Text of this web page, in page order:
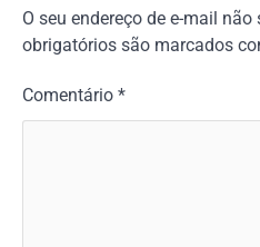
O seu endereço de e-mail
obrigatórios são marcados
Comentário *